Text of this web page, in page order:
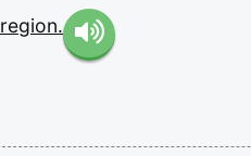
region.